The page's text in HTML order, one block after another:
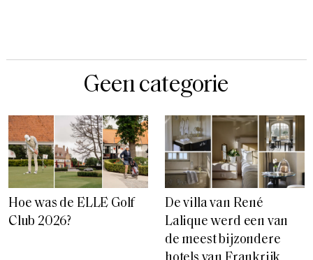
Geen categorie
Hoe was de ELLE Golf
Club 2026?
De villa van René
Lalique werd een van
de meest bijzondere